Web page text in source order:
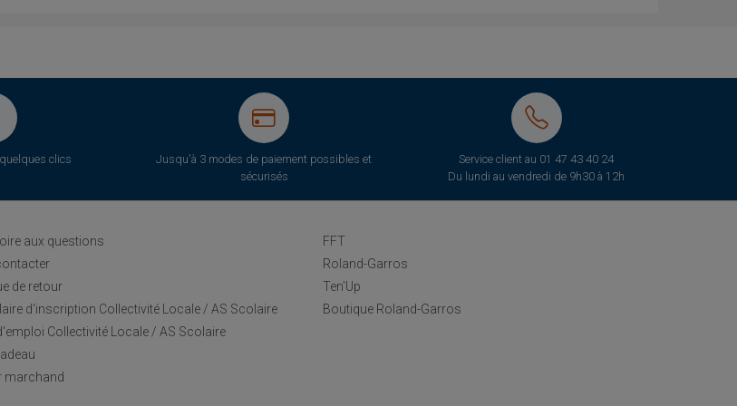
clics
Jusqu'à 3 modes de paiement possibles et
sécurisés
Service client au 01 47 43 40 24
Du lundi au vendredi de 9h30 à 12h
aux questions
de retour
d'inscription Collectivité Locale / AS Scolaire
Collectivité Locale / AS Scolaire
marchand
FFT
Roland-Garros
Ten'Up
Boutique Roland-Garros